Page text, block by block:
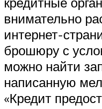
внимательно
интернет-
брошюру с
можно найти
написанную
«Кредит